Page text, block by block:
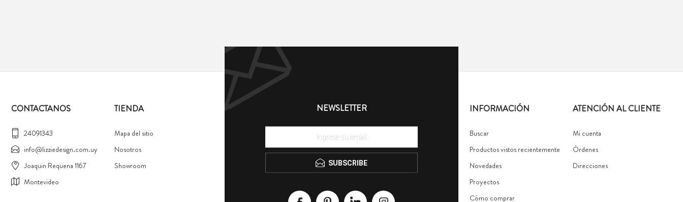
NEWSLETTER
SUBSCRIBE
CONTACTANOS
24091343
info@lizziedesign.com.uy
Joaquin Requena 1167
Montevideo
TIENDA
Mapa del sitio
Nosotros
Showroom
INFORMACIÓN
Buscar
Productos vistos recientemente
Novedades
Proyectos
Cómo comprar
ATENCIÓN AL CLIENTE
Mi cuenta
Órdenes
Direcciones